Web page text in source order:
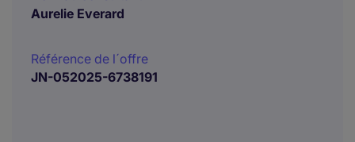
Aurelie Everard
Référence de l´offre
JN-052025-6738191